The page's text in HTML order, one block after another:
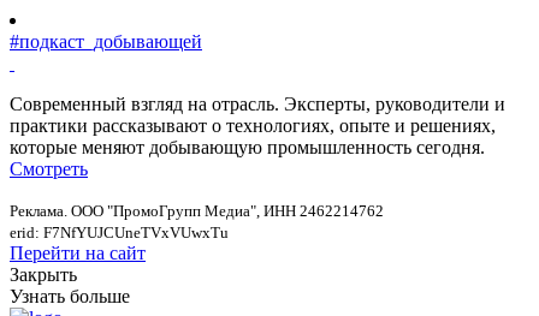
#подкаст_добывающей
Современный взгляд на отрасль. Эксперты, руководители и
практики рассказывают о технологиях, опыте и решениях,
которые меняют добывающую промышленность сегодня.
Смотреть
Реклама. ООО "ПромоГрупп Медиа", ИНН 2462214762
erid: F7NfYUJCUneTVxVUwxTu
Перейти на сайт
Закрыть
Узнать больше